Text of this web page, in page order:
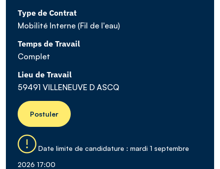
Type de Contrat
Mobilité Interne (Fil de l'eau)
Temps de Travail
Complet
Lieu de Travail
59491 VILLENEUVE D ASCQ
Postuler
Date limite de candidature : mardi 1 septembre
2026 17:00